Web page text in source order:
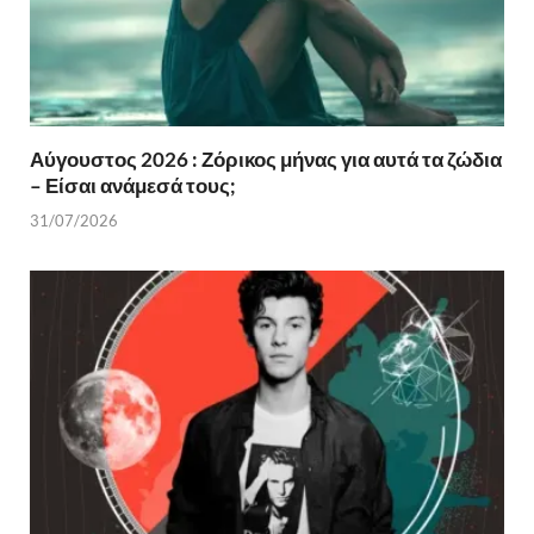
Αύγουστος 2026 : Ζόρικος μήνας για αυτά τα ζώδια
– Είσαι ανάμεσά τους;
31/07/2026